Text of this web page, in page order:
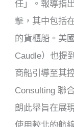
任」。報導指
擊，其中包括
的貨櫃船。美
Caudle）也提
商船引導至其
Consulting 聯
朗此舉旨在展
使用較北的航